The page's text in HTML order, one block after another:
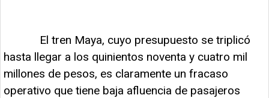
El tren Maya, cuyo presupuesto se triplicó
hasta llegar a los quinientos noventa y cuatro mil
millones de pesos, es claramente un fracaso
operativo que tiene baja afluencia de pasajeros